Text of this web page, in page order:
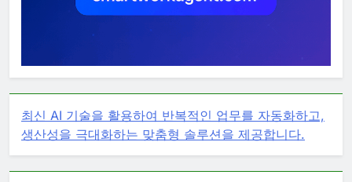
최신 AI 기술을 활용하여 반복적인 업무를 자동화하고,
생산성을 극대화하는 맞춤형 솔루션을 제공합니다.